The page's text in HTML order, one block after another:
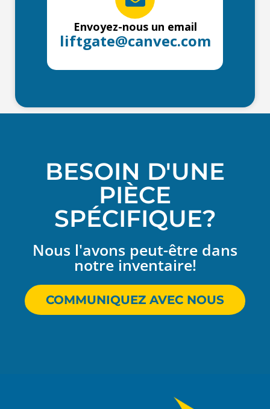
Envoyez-nous un email
liftgate@canvec.com
BESOIN D'UNE
PIÈCE
SPÉCIFIQUE?
Nous l'avons peut-être dans
notre inventaire!
COMMUNIQUEZ AVEC NOUS